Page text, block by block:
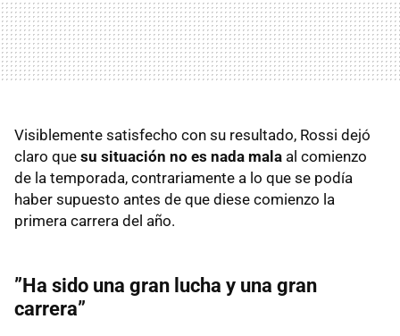
Visiblemente satisfecho con su resultado, Rossi dejó
claro que su situación no es nada mala al comienzo
de la temporada, contrariamente a lo que se podía
haber supuesto antes de que diese comienzo la
primera carrera del año.
”Ha sido una gran lucha y una gran
carrera”